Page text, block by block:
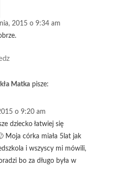
2015 o 9:34 am
Matka pisze:
o 9:20 am
dziecko łatwiej się
Moja córka miała 5lat jak
i wszyscy mi mówili,
bo za długo była w